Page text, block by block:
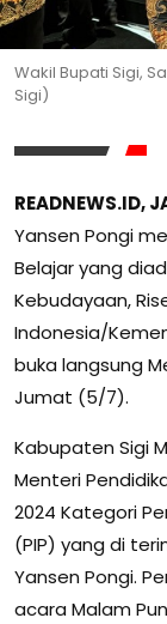
Wakil Bupati Sigi,
Sigi)
READNEWS.ID,
Yansen Pongi
Belajar yang
Kebudayaan,
Indonesia/
buka langsung
Jumat (5/7).
Kabupaten Sigi
Menteri
2024 Kategori
(PIP) yang di
Yansen Pongi.
acara Malam